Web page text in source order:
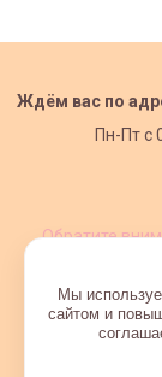
Ждём вас по
Пн-Пт с
Обратите
Мы
сайтом и